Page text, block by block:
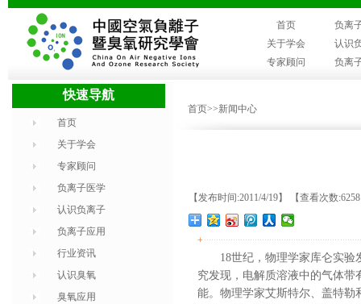
首页
负离
关于学会
认识
专家顾问
负离
快速导航
首页
关于学会
专家顾问
负离子医学
认识负离子
负离子应用
行业资讯
认识臭氧
臭氧应用
首页>>新闻中心
【发布时间:2011/4/19】 【查看次数
+
18世纪，物理学家库仑实
究发现，电解质溶液中的气体
能。物理学家艾斯特尔、盖特勒